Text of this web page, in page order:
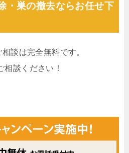
・巣の撤去ならお任せ下
談は完全無料です。
相談ください！